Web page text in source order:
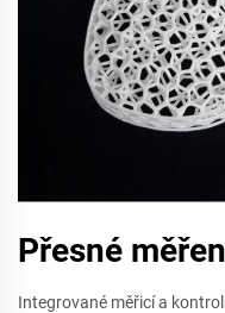
Přesné
Integrované měřicí a